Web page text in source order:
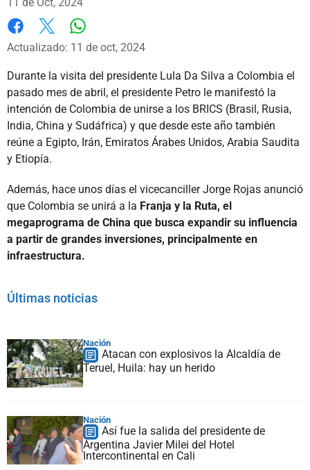
Facebook
X
Actualizado: 11 de oct, 2024
Durante la visita del presidente Lula Da Silva a Colombia el
pasado mes de abril, el presidente Petro le manifestó la
intención de Colombia de unirse a los BRICS (Brasil, Rusia,
India, China y Sudáfrica) y que desde este año también
reúne a Egipto, Irán, Emiratos Árabes Unidos, Arabia Saudita
y Etiopía.
Además, hace unos días el vicecanciller Jorge Rojas anunció
que Colombia se unirá a la Franja y la Ruta, el
megaprograma de China que busca expandir su influencia
a partir de grandes inversiones, principalmente en
infraestructura.
Últimas noticias
Nación
Atacan con explosivos la Alcaldía de
Teruel, Huila: hay un herido
Nación
Así fue la salida del presidente de
Argentina Javier Milei del Hotel
Intercontinental en Cali